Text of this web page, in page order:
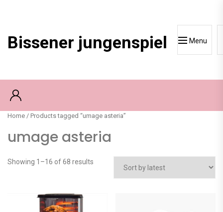
Bissener jungenspiel Menu
Home / Products tagged “umage asteria”
umage asteria
Showing 1–16 of 68 results